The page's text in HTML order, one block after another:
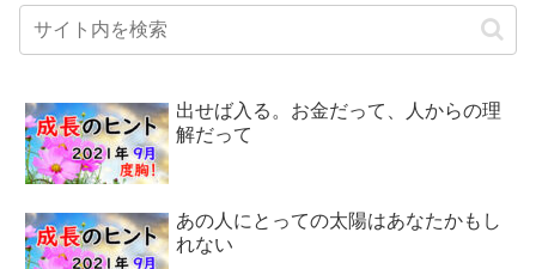
出せば入る。お金だって、人からの理
解だって
あの人にとっての太陽はあなたかもし
れない